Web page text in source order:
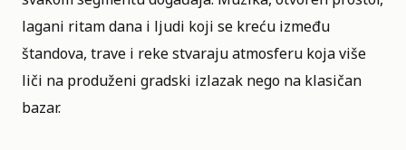
lagani ritam dana i ljudi koji se kreću između
štandova, trave i reke stvaraju atmosferu koja više
liči na produženi gradski izlazak nego na klasičan
bazar.